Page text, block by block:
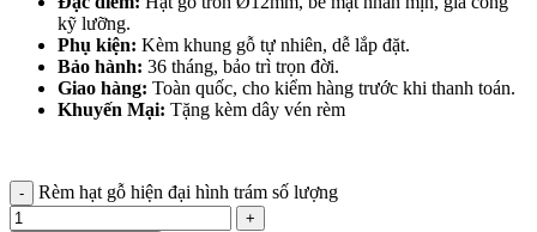
kỹ lưỡng.
Phụ kiện: Kèm khung gỗ tự nhiên, dễ lắp đặt.
Bảo hành: 36 tháng, bảo trì trọn đời.
Giao hàng: Toàn quốc, cho kiểm hàng trước khi thanh toán.
Khuyến Mại: Tặng kèm dây vén rèm
Rèm hạt gỗ hiện đại hình trám số lượng